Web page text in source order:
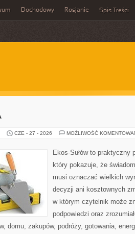
Dochodowy Rosjanie Spis Treści
CZE - 27 - 2026 MOŻLIWOŚĆ
Ekos-Sułów to praktyczny
który pokazuje, że
musi oznaczać wielkich
decyzji ani kosztownych
w którym czytelnik może
podpowiedzi oraz
domu, zakupów, podróży, gotowania,